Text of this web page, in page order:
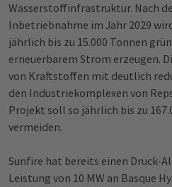
Wasserstoffinfrastruktur. Nach
Inbetriebnahme im Jahr 2029
jährlich bis zu 15.000 Tonnen
erneuerbarem Strom erzeugen.
von Kraftstoffen mit deutlich
den Industriekomplexen von
Projekt soll so jährlich bis zu
vermeiden.
Sunfire hat bereits einen Druck-
Leistung von 10 MW an Basque